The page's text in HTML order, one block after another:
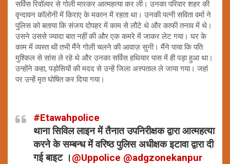
सर्विस रिवॉल्वर से गोली मारकर आत्महत्या कर ली। उनका परिवार शहर की
वृन्दावन कॉलोनी में किराए के मकान में रहता था। उनकी पत्नी सविता वर्मा ने
पुलिस को बताया कि संजय दोपहर में काम से लौटे थे और काफी तनाव में थे।
उसने उससे ज्यादा बात नहीं की और एक कमरे में जाकर लेट गया। घर के
काम में व्यस्त थी तभी मैंने गोली चलने की आवाज़ सुनी। मैंने पाया कि पति
मुश्किल से सांस ले रहे थे और उनका सर्विस हथियार पास में ही पड़ा हुआ था।
उन्होंने कहा, पड़ोसियों की मदद से उन्हें जिला अस्पताल ले जाया गया। जहां
पर उन्हें मृत घोषित कर दिया गया।
#Etawahpolice
थाना सिविल लाइन में तैनात उपनिरीक्षक द्वारा आत्महत्या
करने के सम्बन्ध में वरिष्ठ पुलिस अधीक्षक इटावा द्वारा दी
गई बाइट । @Uppolice @adgzonekanpur